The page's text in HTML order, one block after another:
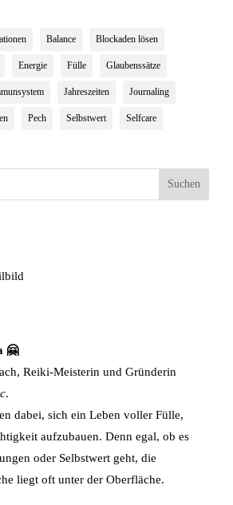
Balance Blockaden lösen
Energie Fülle Glaubenssätze
Jahreszeiten Journaling
Pech Selbstwert Selfcare
Suchen
🤗
Reiki-Meisterin und Gründerin
.
dabei, sich ein Leben voller Fülle,
aufzubauen. Denn egal, ob es
oder Selbstwert geht, die
liegt oft unter der Oberfläche.